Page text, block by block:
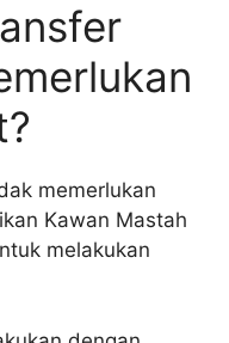
memerlukan
Kawan Mastah
melakukan